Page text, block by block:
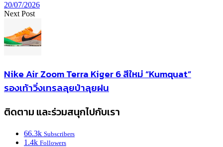
20/07/2026
Next Post
Nike Air Zoom Terra Kiger 6 สีใหม่ “Kumquat”
รองเท้าวิ่งเทรลลุยป่าลุยฝน
ติดตาม และร่วมสนุกไปกับเรา
66.3k Subscribers
1.4k Followers